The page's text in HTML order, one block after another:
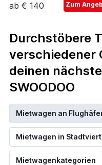
ab € 140
Zum
Durchstöbere
verschiedener
deinen
SWOODOO
Mietwagen an
Mietwagen in
Mietwagenkategorien